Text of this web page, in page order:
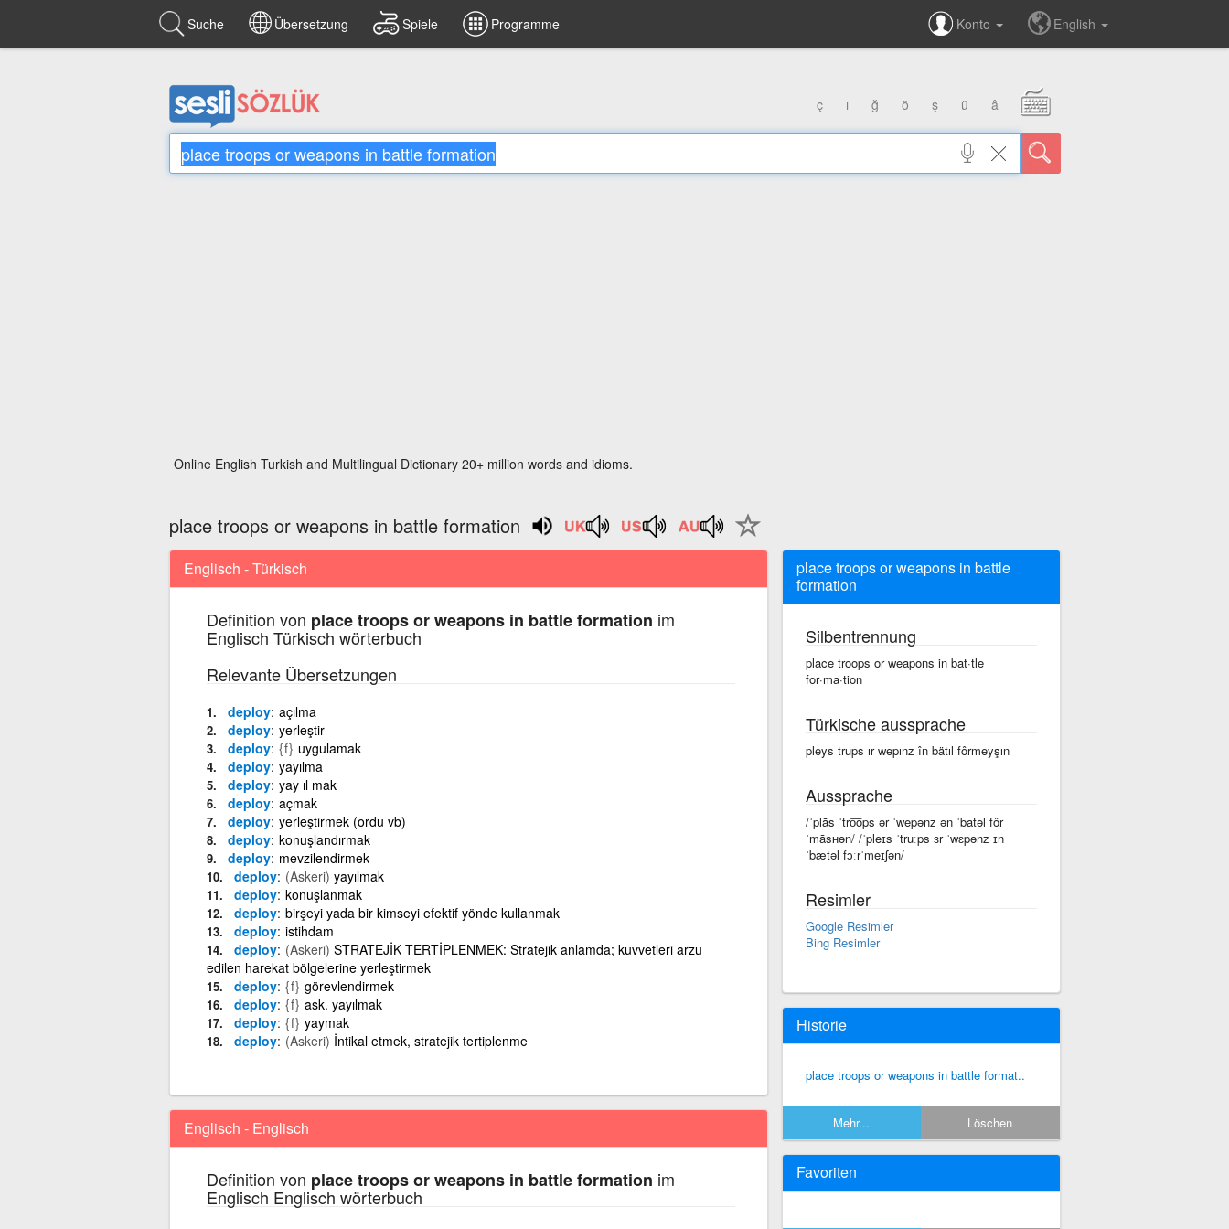
Suche Übersetzung Spiele Programme Konto English
ç ı ğ ö ş ü â
Online English Turkish and Multilingual Dictionary 20+ million words and idioms.
place troops or weapons in battle formation
Englisch - Türkisch
Definition von place troops or weapons in battle formation im
Englisch Türkisch wörterbuch
Relevante Übersetzungen
deploy açılma
deploy yerleştir
deploy {f} uygulamak
deploy yayılma
deploy yay ıl mak
deploy açmak
deploy yerleştirmek (ordu vb)
deploy konuşlandırmak
deploy mevzilendirmek
deploy (Askeri) yayılmak
deploy konuşlanmak
deploy birşeyi yada bir kimseyi efektif yönde kullanmak
deploy istihdam
deploy (Askeri) STRATEJİK TERTİPLENMEK: Stratejik anlamda; kuvvetleri arzu
edilen harekat bölgelerine yerleştirmek
deploy {f} görevlendirmek
deploy {f} ask. yayılmak
deploy {f} yaymak
deploy (Askeri) İntikal etmek, stratejik tertiplenme
Englisch - Englisch
Definition von place troops or weapons in battle formation im
Englisch Englisch wörterbuch
place troops or weapons in battle
formation
Silbentrennung
place troops or weapons in bat·tle
for·ma·tion
Türkische aussprache
pleys trups ır wepınz în bätıl fôrmeyşın
Aussprache
/ˈplās ˈtro͞ops ər ˈwepənz ən ˈbatəl fôr
ˈmāsʜən/ /ˈpleɪs ˈtruːps ɜr ˈwɛpənz ɪn
ˈbætəl fɔːrˈmeɪʃən/
Resimler
Google Resimler
Bing Resimler
Historie
place troops or weapons in battle format..
Mehr... Löschen
Favoriten